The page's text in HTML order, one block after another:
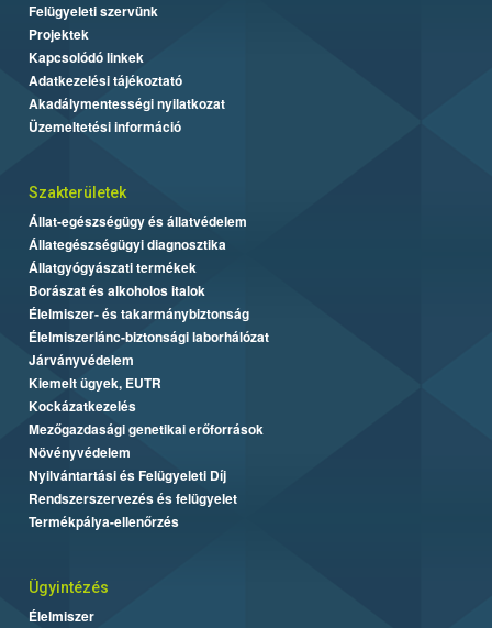
Felügyeleti szervünk
Projektek
Kapcsolódó linkek
Adatkezelési tájékoztató
Akadálymentességi nyilatkozat
Üzemeltetési információ
Szakterületek
Állat-egészségügy és állatvédelem
Állategészségügyi diagnosztika
Állatgyógyászati termékek
Borászat és alkoholos italok
Élelmiszer- és takarmánybiztonság
Élelmiszerlánc-biztonsági laborhálózat
Járványvédelem
Kiemelt ügyek, EUTR
Kockázatkezelés
Mezőgazdasági genetikai erőforrások
Növényvédelem
Nyilvántartási és Felügyeleti Díj
Rendszerszervezés és felügyelet
Termékpálya-ellenőrzés
Ügyintézés
Élelmiszer